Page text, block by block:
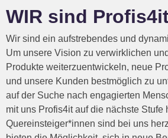
WIR sind
Wir sind ein aufstrebendes und
Um unsere Vision zu verwirklichen
Produkte weiterzuentwickeln, neue
und unsere Kunden bestmöglich zu
auf der Suche nach engagierten
mit uns Profis4it auf die nächste Stufe
Quereinsteiger*innen sind bei uns